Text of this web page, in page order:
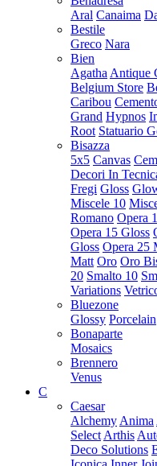
Aral Canaima
Bestile
Greco Nara
Bien
Agatha Antique
Belgium Store
Caribou
Grand Hypnos
Root Statuario
Bisazza
5x5 Canvas
Decori In
Fregi Gloss
Miscele 10
Romano Opera
Opera 15 Gloss
Gloss Opera 25
Matt Oro Oro
20 Smalto 10
Variations
Bluezone
Glossy Porcelain
Bonaparte
Mosaics
Brennero
Venus
C
Caesar
Alchemy Anima
Select Arthis
Deco Solutions